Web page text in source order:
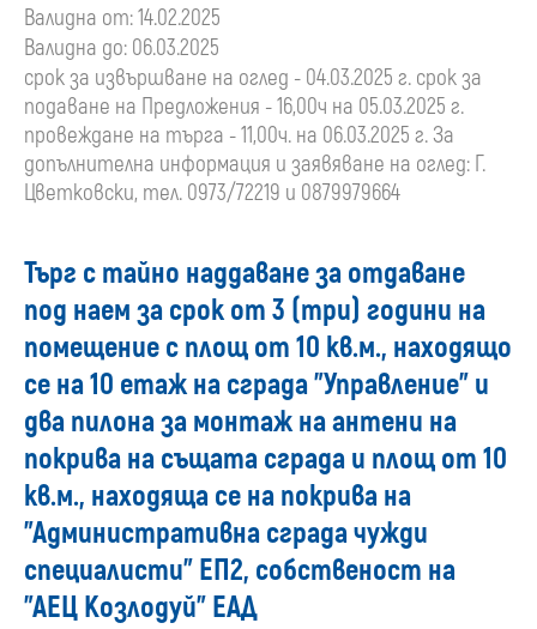
Валидна от: 14.02.2025
Валидна до: 06.03.2025
срок за извършване на оглед - 04.03.2025 г. срок за
подаване на Предложения - 16,00ч на 05.03.2025 г.
провеждане на търга - 11,00ч. на 06.03.2025 г. За
допълнителна информация и заявяване на оглед: Г.
Цветковски, тел. 0973/72219 и 0879979664
Търг с тайно наддаване за отдаване
под наем за срок от 3 (три) години на
помещение с площ от 10 кв.м., находящо
се на 10 етаж на сграда "Управление" и
два пилона за монтаж на антени на
покрива на същата сграда и площ от 10
кв.м., находяща се на покрива на
"Административна сграда чужди
специалисти" ЕП2, собственост на
"АЕЦ Козлодуй" ЕАД